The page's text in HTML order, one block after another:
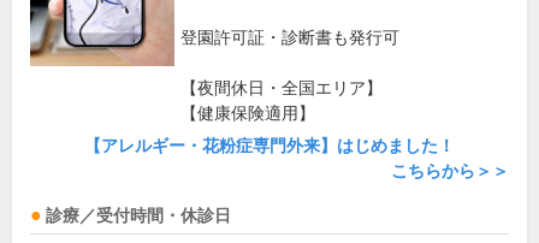
登園許可証・診断書も発行可
【夜間休日・全国エリア】
【健康保険適用】
【アレルギー・花粉症専門外来】はじめました！
こちらから＞＞
診療／受付時間・休診日